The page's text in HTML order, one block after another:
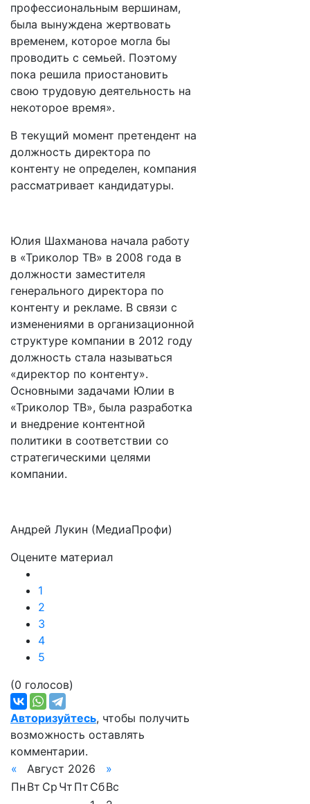
профессиональным вершинам,
была вынуждена жертвовать
временем, которое могла бы
проводить с семьей. Поэтому
пока решила приостановить
свою трудовую деятельность на
некоторое время».
В текущий момент претендент на
должность директора по
контенту не определен, компания
рассматривает кандидатуры.
Юлия Шахманова начала работу
в «Триколор ТВ» в 2008 года в
должности заместителя
генерального директора по
контенту и рекламе. В связи с
изменениями в организационной
структуре компании в 2012 году
должность стала называться
«директор по контенту».
Основными задачами Юлии в
«Триколор ТВ», была разработка
и внедрение контентной
политики в соответствии со
стратегическими целями
компании.
Андрей Лукин (МедиаПрофи)
Оцените материал
1
2
3
4
5
(0 голосов)
Авторизуйтесь, чтобы получить
возможность оставлять
комментарии.
«
Август 2026
»
Пн Вт Ср Чт Пт СбВс